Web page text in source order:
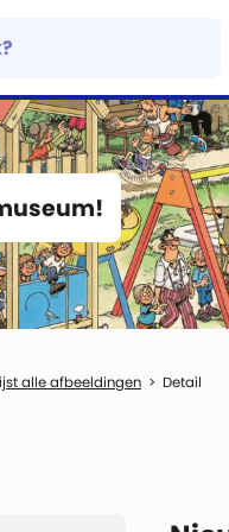
alle afbeeldingen Detail